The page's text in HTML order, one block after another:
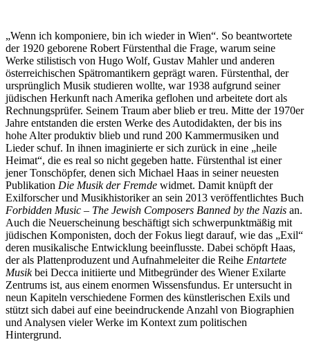
„Wenn ich komponiere, bin ich wieder in Wien“. So beantwortete
der 1920 geborene Robert Fürstenthal die Frage, warum seine
Werke stilistisch von Hugo Wolf, Gustav Mahler und anderen
österreichischen Spätromantikern geprägt waren. Fürstenthal, der
ursprünglich Musik studieren wollte, war 1938 aufgrund seiner
jüdischen Herkunft nach Amerika geflohen und arbeitete dort als
Rechnungsprüfer. Seinem Traum aber blieb er treu. Mitte der 1970er
Jahre entstanden die ersten Werke des Autodidakten, der bis ins
hohe Alter produktiv blieb und rund 200 Kammermusiken und
Lieder schuf. In ihnen imaginierte er sich zurück in eine „heile
Heimat“, die es real so nicht gegeben hatte. Fürstenthal ist einer
jener Tonschöpfer, denen sich Michael Haas in seiner neuesten
Publikation Die Musik der Fremde widmet. Damit knüpft der
Exilforscher und Musikhistoriker an sein 2013 veröffentlichtes Buch
Forbidden Music – The Jewish Composers Banned by the Nazis an.
Auch die Neuerscheinung beschäftigt sich schwerpunktmäßig mit
jüdischen Komponisten, doch der Fokus liegt darauf, wie das „Exil“
deren musikalische Entwicklung beeinflusste. Dabei schöpft Haas,
der als Plattenproduzent und Aufnahmeleiter die Reihe Entartete
Musikbei Decca initiierte und Mitbegründer des Wiener Exilarte
Zentrums ist, aus einem enormen Wissensfundus. Er untersucht in
neun Kapiteln verschiedene Formen des künstlerischen Exils und
stützt sich dabei auf eine beeindruckende Anzahl von Biographien
und Analysen vieler Werke im Kontext zum politischen
Hintergrund.